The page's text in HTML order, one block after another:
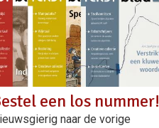
een los nummer!
naar de vorige